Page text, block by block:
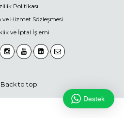
Politikası
Hizmet Sözleşmesi
ve İptal İşlemi
Back to top
Destek